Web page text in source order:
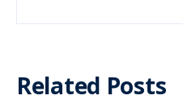
Related Posts